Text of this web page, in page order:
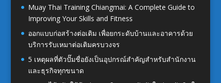
Muay Thai Training Chiangmai: A Complete Guide to
Improving Your Skills and Fitness
ออกแบบก่อสร้างต่อเติม เพื่อยกระดับบ้านและอาคารด้วย
บริการรับเหมาต่อเติมครบวงจร
5 เหตุผลที่ตัวปั๊มชื่อยังเป็นอุปกรณ์สำคัญสำหรับสำนักงาน
และธุรกิจทุกขนาด